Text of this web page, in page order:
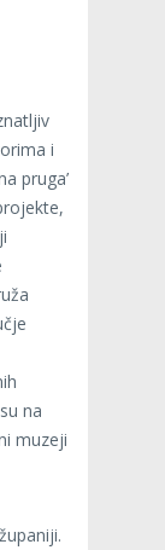
i
pruga’
na
muzeji